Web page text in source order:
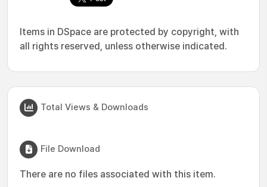
Items in DSpace are protected by copyright, with
all rights reserved, unless otherwise indicated.
Total Views & Downloads
File Download
There are no files associated with this item.